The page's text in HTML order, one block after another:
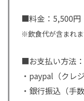
■料金：5,500円
※飲食代が含まれま
■お支払い方法：
・paypal（クレ
・銀行振込（手